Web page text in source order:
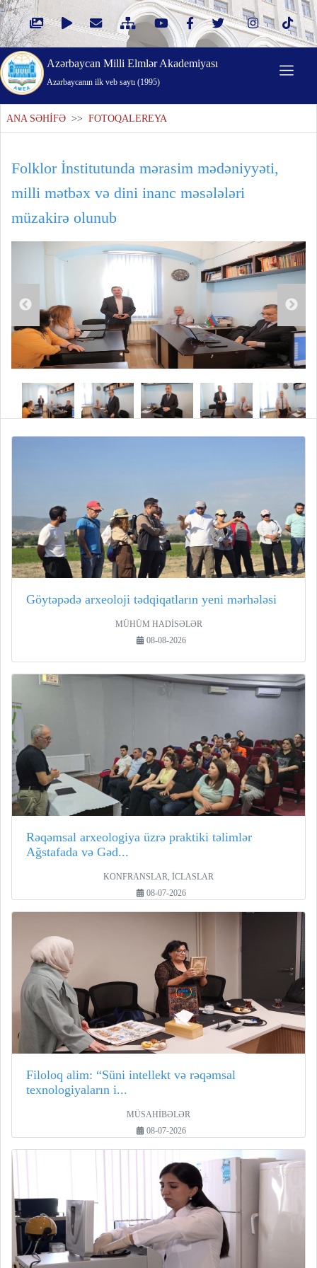
Azərbaycan Milli Elmlər Akademiyası
Azərbaycanın ilk veb saytı (1995)
ANA SƏHİFƏ >> FOTOQALEREYA
Folklor İnstitutunda mərasim mədəniyyəti,
milli mətbəx və dini inanc məsələləri
müzakirə olunub
Göytəpədə arxeoloji tədqiqatların yeni mərhələsi
MÜHÜM HADİSƏLƏR
08-08-2026
Rəqəmsal arxeologiya üzrə praktiki təlimlər
Ağstafada və Gəd...
KONFRANSLAR, İCLASLAR
08-07-2026
Filoloq alim: “Süni intellekt və rəqəmsal
texnologiyaların i...
MÜSAHİBƏLƏR
08-07-2026